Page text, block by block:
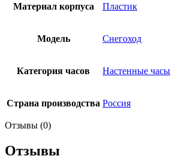
Материал корпуса Пластик
Модель Снегоход
Категория часов Настенные часы
Страна производства Россия
Отзывы (0)
Отзывы